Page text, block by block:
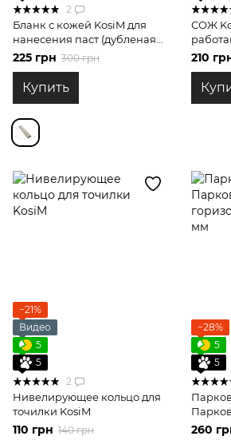
2
Бланк с кожей KosiM для
нанесения паст (дубленая
сторона)
225 грн 300 грн
Купить
СОЖ
мл
210
−21%
Видео
5
5
2
Нивелирующее кольцо для
точилки KosiM
110 грн 140 грн
−28%
5
5
260